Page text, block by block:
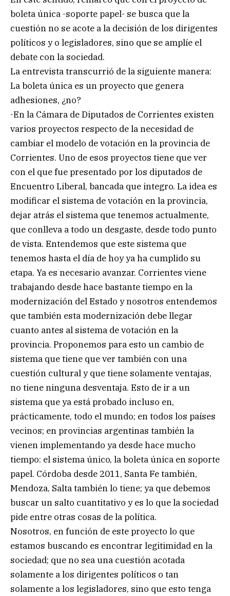
boleta única -soporte papel- se busca que la
cuestión no se acote a la decisión de los dirigentes
políticos y o legisladores, sino que se amplíe el
debate con la sociedad.
La entrevista transcurrió de la siguiente manera:
La boleta única es un proyecto que genera
adhesiones, ¿no?
-En la Cámara de Diputados de Corrientes existen
varios proyectos respecto de la necesidad de
cambiar el modelo de votación en la provincia de
Corrientes. Uno de esos proyectos tiene que ver
con el que fue presentado por los diputados de
Encuentro Liberal, bancada que integro. La idea es
modificar el sistema de votación en la provincia,
dejar atrás el sistema que tenemos actualmente,
que conlleva a todo un desgaste, desde todo punto
de vista. Entendemos que este sistema que
tenemos hasta el día de hoy ya ha cumplido su
etapa. Ya es necesario avanzar. Corrientes viene
trabajando desde hace bastante tiempo en la
modernización del Estado y nosotros entendemos
que también esta modernización debe llegar
cuanto antes al sistema de votación en la
provincia. Proponemos para esto un cambio de
sistema que tiene que ver también con una
cuestión cultural y que tiene solamente ventajas,
no tiene ninguna desventaja. Esto de ir a un
sistema que ya está probado incluso en,
prácticamente, todo el mundo; en todos los países
vecinos; en provincias argentinas también la
vienen implementando ya desde hace mucho
tiempo: el sistema único, la boleta única en soporte
papel. Córdoba desde 2011, Santa Fe también,
Mendoza, Salta también lo tiene; ya que debemos
buscar un salto cuantitativo y es lo que la sociedad
pide entre otras cosas de la política.
Nosotros, en función de este proyecto lo que
estamos buscando es encontrar legitimidad en la
sociedad; que no sea una cuestión acotada
solamente a los dirigentes políticos o tan
solamente a los legisladores, sino que esto tenga